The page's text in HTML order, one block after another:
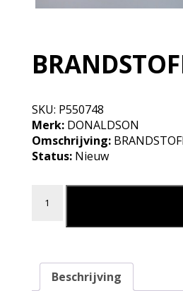
SKU: P550748
Merk:DONALDSON
Omschrijving:
Status:Nieuw
BRANDSTOFFILTER aantal
Beschrijving